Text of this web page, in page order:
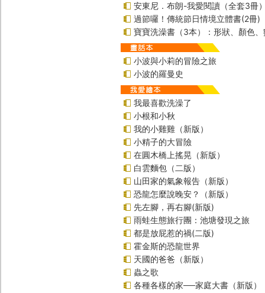
安東尼．布朗-我愛閱讀（全套3冊
過節囉！傳統節日情境立體書(2冊)
寶寶洗澡書（3本）：形狀、顏色、
小波與小莉的冒險之旅
小波的羅曼史
我最喜歡洗澡了
小根和小秋
我的小雞雞（新版）
小精子的大冒險
在圓木橋上搖晃（新版）
白雲麵包（二版）
山田家的氣象報告（新版）
恐龍怎麼說晚安？（新版）
先左腳，再右腳(新版)
雨蛙生態旅行團：池塘發現之旅
都是放屁惹的禍(二版)
霍金斯的恐龍世界
天國的爸爸（新版）
蟲之歌
各種各樣的家──家庭大書（新版）